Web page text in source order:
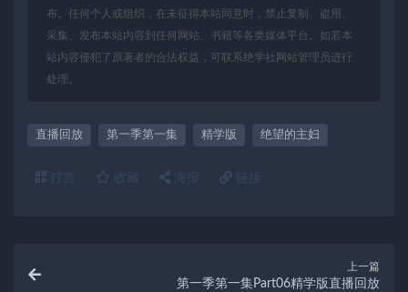
布。任何个人或组织，在未征得本站同意时，禁止复制、盗用、
采集、发布本站内容到任何网站、书籍等各类媒体平台。如若本
站内容侵犯了原著者的合法权益，可联系绝学社网站管理员进行
处理。
直播回放 第一季第一集 精学版 绝望的主妇
打赏 收藏 海报 链接
上一篇
第一季第一集Part06精学版直播回放